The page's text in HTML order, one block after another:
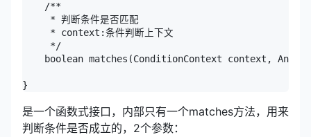
/**
* 判断条件是否匹配
* context:条件判断上下文
*/
boolean matches(ConditionContext context,
是一个函数式接口，内部只有一个matches方法，用来
判断条件是否成立的，2个参数：